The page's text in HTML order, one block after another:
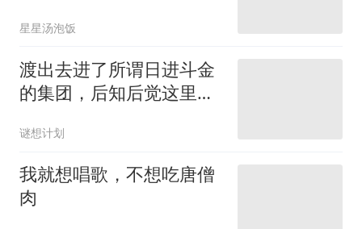
星星汤泡饭
渡出去进了所谓日进斗金
的集团，后知后觉这里是
谜想计划
我就想唱歌，不想吃唐僧
肉